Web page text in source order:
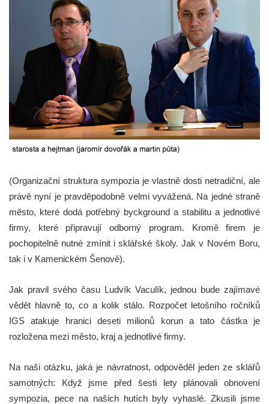
(Organizační struktura sympozia je vlastně dosti netradiční, ale
právě nyní je pravděpodobně velmi vyvážená. Na jedné straně
město, které dodá potřebný byckground a stabilitu a jednotlivé
firmy, které připravují odborný program. Kromě firem je
pochopitelně nutné zmínit i sklářské školy. Jak v Novém Boru,
tak i v Kamenickém Šenově).
Jak pravil svého času Ludvík Vaculík, jednou bude zajímavé
vědět hlavně to, co a kolik stálo. Rozpočet letošního ročníků
IGS atakuje hranici deseti milionů korun a tato částka je
rozložena mezi město, kraj a jednotlivé firmy.
Na naši otázku, jaká je návratnost, odpověděl jeden ze sklářů
samotných: Když jsme před šesti lety plánovali obnovení
sympozia, pece na našich hutích byly vyhaslé. Zkusili jsme